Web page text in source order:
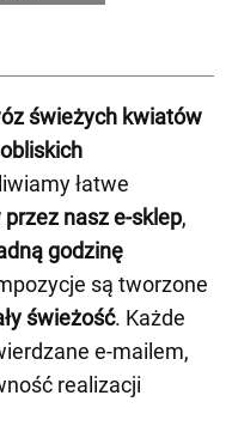
świeżych kwiatów
łatwe
nasz e-sklep,
godzinę
są tworzone
świeżość. Każde
e-mailem,
realizacji